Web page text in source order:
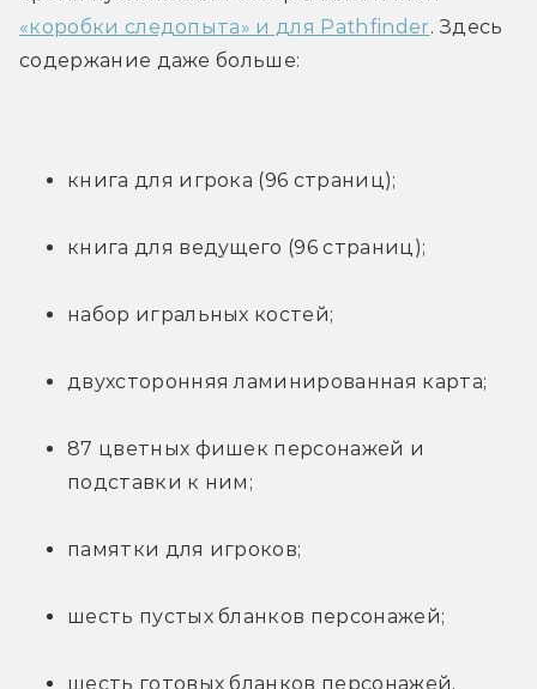
«коробки следопыта» и для Pathfinder. Здесь
содержание даже больше:
книга для игрока (96 страниц);
книга для ведущего (96 страниц);
набор игральных костей;
двухсторонняя ламинированная карта;
87 цветных фишек персонажей и
подставки к ним;
памятки для игроков;
шесть пустых бланков персонажей;
шесть готовых бланков персонажей.